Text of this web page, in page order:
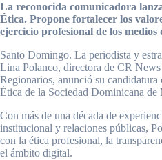
La reconocida comunicadora
Ética. Propone fortalecer los
ejercicio profesional de los medios
Santo Domingo. La periodista y
Lina Polanco, directora de CR
Regionarios, anunció su
Ética de la Sociedad Dominicana
Con más de una década de
institucional y relaciones públicas,
con la ética profesional, la
el ámbito digital.